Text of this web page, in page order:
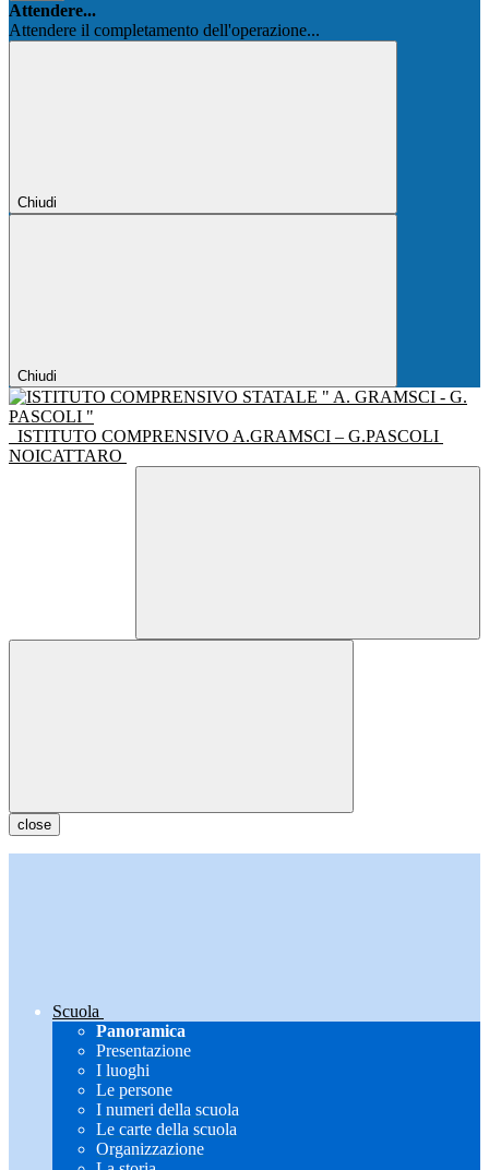
Attendere...
Attendere il completamento dell'operazione...
Chiudi
Chiudi
ISTITUTO COMPRENSIVO A.GRAMSCI – G.PASCOLI
NOICATTARO
close
Scuola
Panoramica
Presentazione
I luoghi
Le persone
I numeri della scuola
Le carte della scuola
Organizzazione